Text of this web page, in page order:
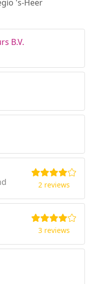
's-Heer
B.V.
2 reviews
3 reviews